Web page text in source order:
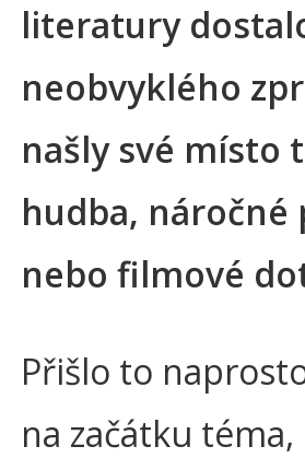
literatury
neobvyklého
našly své místo
hudba, náročné
nebo filmové
Přišlo to
na začátku